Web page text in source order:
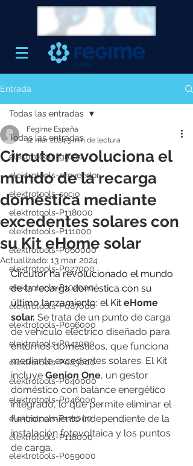
Entrada
Todas las entradas
elektrotools-grupo
elektrotools-proveedor
elektrotools-socio
elektrotools-P118000
elektrotools-P111000
elektrotools-P060000
elektrotools-P027000
elektrotools-P102000
elektrotools-P087000
elektrotools-P096000
elektrotools-P041000
elektrotools-P083000
elektrotools-P040000
elektrotools-P046000
elektrotools-P121000
elektrotools-P118000
elektrotools-P059000
Todas las entradas
Circutor revoluciona el
mundo de la recarga
doméstica mediante
excedentes solares con
su Kit eHome solar
Fegime España
12 mar 20243 min de lectura
Actualizado: 13 mar 2024
Circutor ha revolucionado el mundo
de la recarga doméstica con su
último lanzamiento: el Kit eHome
solar. Se trata de un punto de carga
de vehículo eléctrico diseñado para
entornos domésticos, que funciona
mediante excedentes solares. El Kit
incluye Genion One, un gestor
doméstico con balance energético
integrado, lo que permite eliminar el
funcionamiento independiente de la
instalación fotovoltaica y los puntos
de carga.